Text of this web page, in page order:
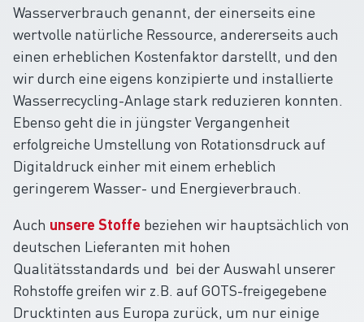
Wasserverbrauch genannt, der einerseits eine
wertvolle natürliche Ressource, andererseits auch
einen erheblichen Kostenfaktor darstellt, und den
wir durch eine eigens konzipierte und installierte
Wasserrecycling-Anlage stark reduzieren konnten.
Ebenso geht die in jüngster Vergangenheit
erfolgreiche Umstellung von Rotationsdruck auf
Digitaldruck einher mit einem erheblich
geringerem Wasser- und Energieverbrauch.
Auch unsere Stoffe beziehen wir hauptsächlich von
deutschen Lieferanten mit hohen
Qualitätsstandards und bei der Auswahl unserer
Rohstoffe greifen wir z.B. auf GOTS-freigegebene
Drucktinten aus Europa zurück, um nur einige